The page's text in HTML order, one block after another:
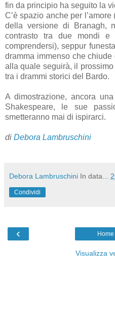
fin da principio ha seguito la
C’è spazio anche per
della versione di Branagh,
contrasto tra due mondi
comprendersi), seppur
dramma immenso che
alla quale seguirà, il
tra i drammi storici del Bardo.
A dimostrazione, ancora
Shakespeare, le sue
smetteranno mai di ispirarci.
di Debora Lambruschini
Debora Lambruschini In data...
Condividi
‹
Visualizza